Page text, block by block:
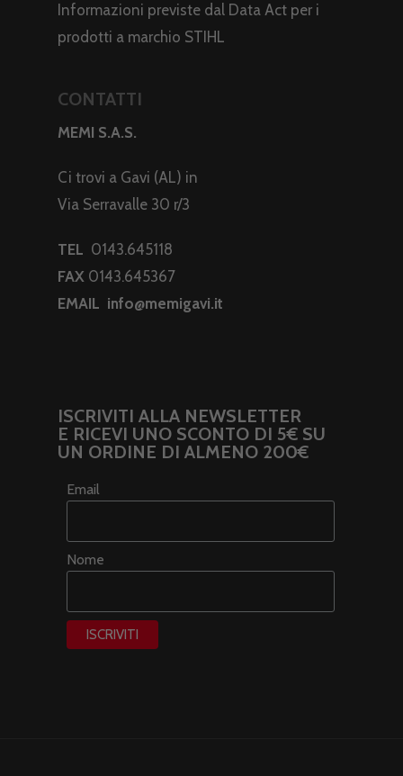
Informazioni previste dal Data Act per i
prodotti a marchio STIHL
CONTATTI
MEMI S.A.S.
Ci trovi a Gavi (AL) in
Via Serravalle 30 r/3
TEL 0143.645118
FAX 0143.645367
EMAIL info@memigavi.it
ISCRIVITI ALLA NEWSLETTER
E RICEVI UNO SCONTO DI 5€ SU
UN ORDINE DI ALMENO 200€
Email
Nome